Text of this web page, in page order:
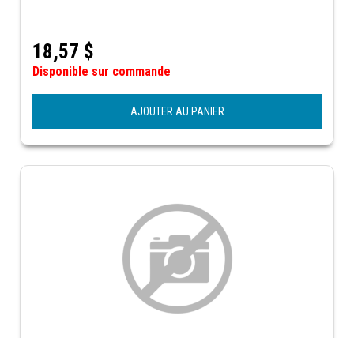
18,57 $
Disponible sur commande
AJOUTER AU PANIER